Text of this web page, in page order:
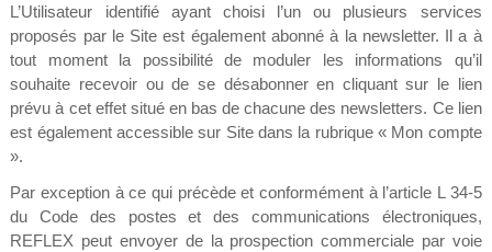
L’Utilisateur identifié ayant choisi l’un ou plusieurs services
proposés par le Site est également abonné à la newsletter. Il a à
tout moment la possibilité de moduler les informations qu’il
souhaite recevoir ou de se désabonner en cliquant sur le lien
prévu à cet effet situé en bas de chacune des newsletters. Ce lien
est également accessible sur Site dans la rubrique « Mon compte
».
Par exception à ce qui précède et conformément à l’article L 34-5
du Code des postes et des communications électroniques,
REFLEX peut envoyer de la prospection commerciale par voie